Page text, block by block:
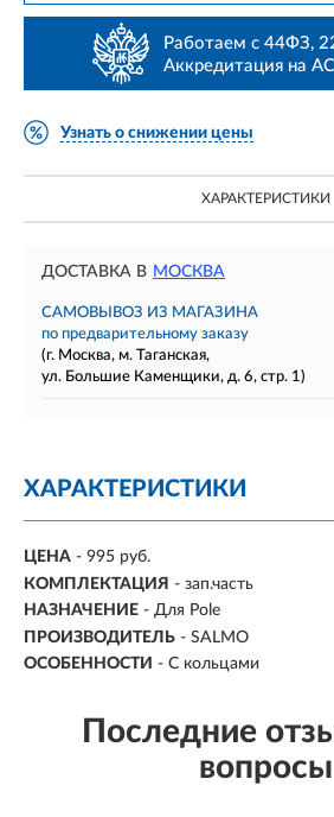
Работаем с 44ФЗ,
Аккредитация на
Узнать о снижении цены
ХАРАКТЕРИСТИКИ
ДОСТАВКА В МОСКВА
САМОВЫВОЗ ИЗ МАГАЗИНА
по предварительному заказу
(г. Москва, м. Таганская,
ул. Большие Каменщики, д. 6, стр. 1)
ХАРАКТЕРИСТИКИ
ЦЕНА - 995 руб.
КОМПЛЕКТАЦИЯ - зап.часть
НАЗНАЧЕНИЕ - Для Pole
ПРОИЗВОДИТЕЛЬ - SALMO
ОСОБЕННОСТИ - С кольцами
Последние
вопросы